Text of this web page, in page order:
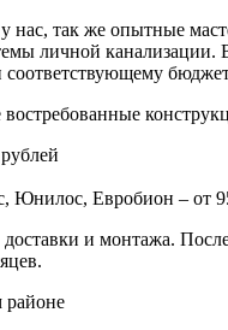
нас, так же опытные
личной
Юнилос, Евробион – от
и монтажа.